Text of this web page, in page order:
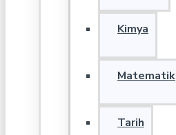
Kimya
Matematik
Tarih